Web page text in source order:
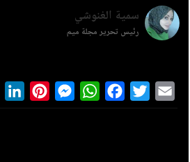
سمية الغنوشي
رئيس تحرير مجلة ميم
LinkedInPinterestMessengerWhatsAppFacebook
Twitter